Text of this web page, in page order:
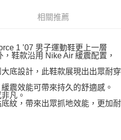
相關推薦
1 ’07 男子運動鞋更上一層
鞋款沿用 Nike Air 緩震配置，
底設計，此鞋款展現出出眾耐穿
震效能可帶來持久的舒適感。
凡。
紋，帶來出眾抓地效能，更加耐